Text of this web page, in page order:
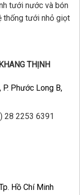
tưới nước và bón
thống tưới nhỏ giọt
THỊNH
Phước Long B,
28 2253 6391
Hồ Chí Minh